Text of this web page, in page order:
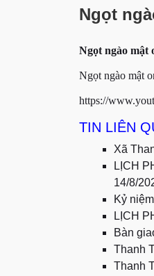
Ngọt
Ngọt ngào mật
Ngọt ngào mật
https://
TIN LIÊN
Xã
LỊCH
14/8/
Kỷ
LỊCH
Bàn
Thanh
Thanh